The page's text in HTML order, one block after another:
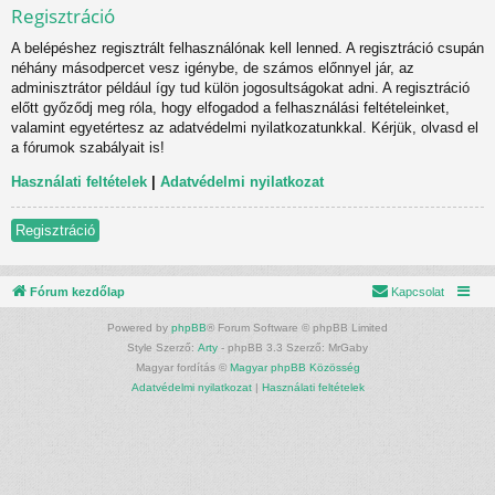
Regisztráció
A belépéshez regisztrált felhasználónak kell lenned. A regisztráció csupán
néhány másodpercet vesz igénybe, de számos előnnyel jár, az
adminisztrátor például így tud külön jogosultságokat adni. A regisztráció
előtt győződj meg róla, hogy elfogadod a felhasználási feltételeinket,
valamint egyetértesz az adatvédelmi nyilatkozatunkkal. Kérjük, olvasd el
a fórumok szabályait is!
Használati feltételek | Adatvédelmi nyilatkozat
Regisztráció
Fórum kezdőlap Kapcsolat
Powered by phpBB® Forum Software © phpBB Limited
Style Szerző: Arty - phpBB 3.3 Szerző: MrGaby
Magyar fordítás © Magyar phpBB Közösség
Adatvédelmi nyilatkozat| Használati feltételek